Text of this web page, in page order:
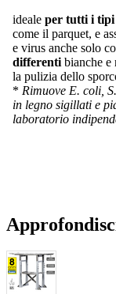
ideale per tutti i tipi
come il parquet, e
e virus anche solo
differenti bianche e
la pulizia dello
* Rimuove E. coli,
in legno sigillati e
laboratorio